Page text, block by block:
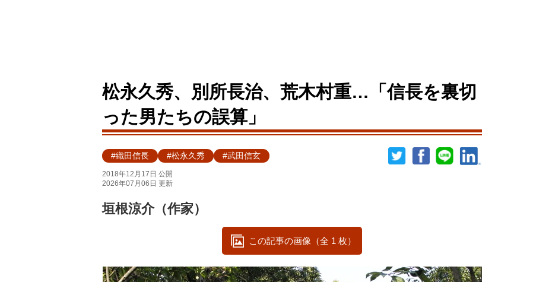
松永久秀、別所長治、荒木村重…「信長を裏切
った男たちの誤算」
#織田信長 #松永久秀 #武田信玄
2018年12月17日 公開
2026年07月06日 更新
垣根涼介（作家）
この記事の画像（全 1 枚）